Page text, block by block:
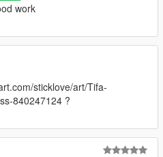
work
sticklove/art/Tifa-
840247124 ?